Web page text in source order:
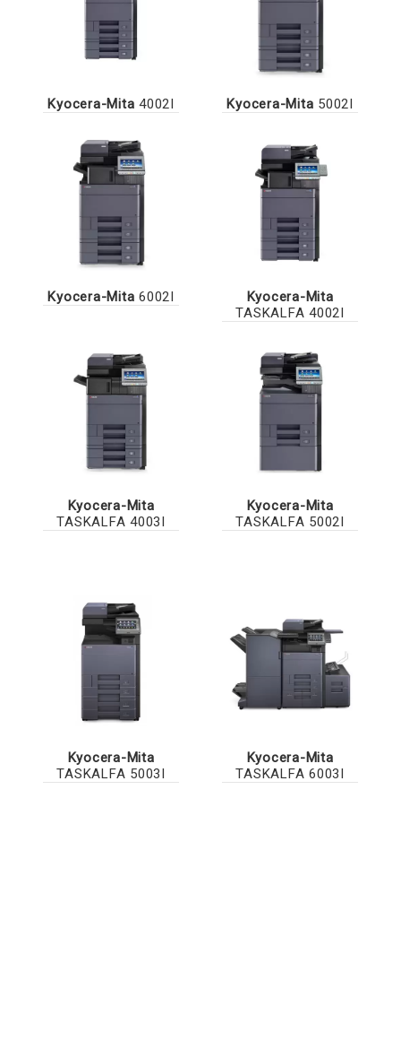
Kyocera-Mita 4002I Kyocera-Mita 5002I
Kyocera-Mita 6002I
Kyocera-Mita
TASKALFA 4002I
Kyocera-Mita
TASKALFA 4003I
Kyocera-Mita
TASKALFA 5002I
Kyocera-Mita
TASKALFA 5003I
Kyocera-Mita
TASKALFA 6003I